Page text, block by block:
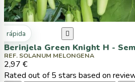
rápida 
Berinjela Green Knight H -
REF. SOLANUM MELONGENA
2,97 €
Rated out of 5 stars based on